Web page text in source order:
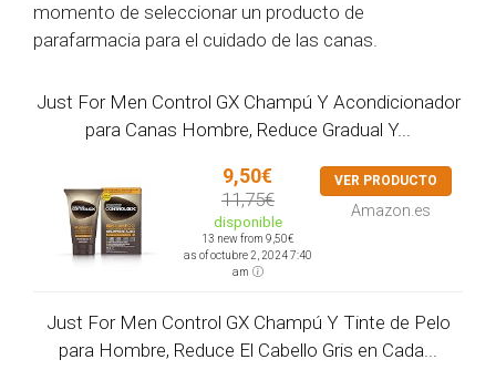
momento de seleccionar un producto de
parafarmacia para el cuidado de las canas.
Just For Men Control GX Champú Y Acondicionador
para Canas Hombre, Reduce Gradual Y...
9,50€
11,75€
disponible
13 new from 9,50€
as of octubre 2, 2024 7:40
am
VER PRODUCTO
Amazon.es
Just For Men Control GX Champú Y Tinte de Pelo
para Hombre, Reduce El Cabello Gris en Cada...